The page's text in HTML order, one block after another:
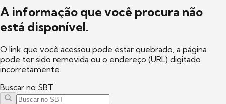
A informação que você procura não
está disponível.
O link que você acessou pode estar quebrado, a página
pode ter sido removida ou o endereço (URL) digitado
incorretamente.
Buscar no SBT